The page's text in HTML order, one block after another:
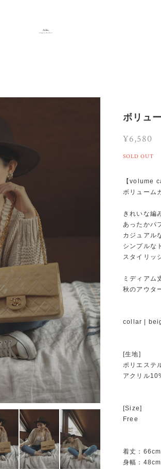
ボリュ
¥6,580
SOLD OUT
【volume
ボリューム
きれいな編
あったかパ
カジュアル
シンプルな
スタイリッ
ミディアム
秋のアウタ
collar |
[生地]
ポリエステ
アクリル
[Size]
Free
着丈：66cm
身幅：48cm